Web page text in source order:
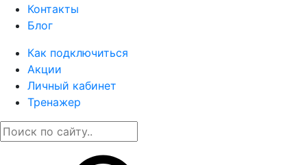
Контакты
Блог
Как подключиться
Акции
Личный кабинет
Тренажер